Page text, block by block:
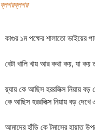
ব্লগরব্লগর
কাগুর ১ম পক্ষের শালাতো ভাইয়ের
বেটা খালি খায় আর কথা কয়, যা
য়্যায় কে আছিস হররলিক্স নিয়ায়
কে আছিস হররলিক্স নিয়ায় বড়
আমাদের হাঁড়ি কে টমাসের হায়াত